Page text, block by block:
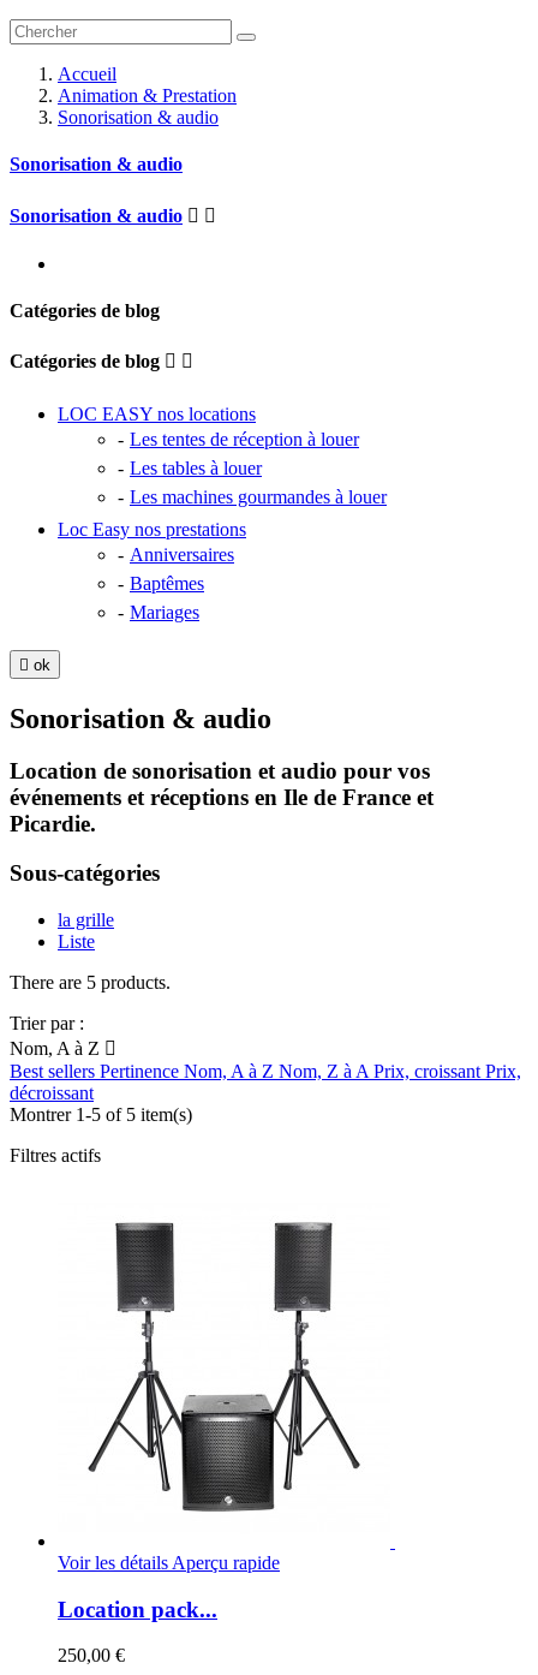
Accueil
Animation & Prestation
Sonorisation & audio
Sonorisation & audio
Sonorisation & audio  
Catégories de blog
Catégories de blog  
LOC EASY nos locations
Les tentes de réception à louer
Les tables à louer
Les machines gourmandes à louer
Loc Easy nos prestations
Anniversaires
Baptêmes
Mariages
 ok
Sonorisation & audio
Location de sonorisation et audio pour vos
événements et réceptions en Ile de France et
Picardie.
Sous-catégories
la grille
Liste
There are 5 products.
Trier par :
Nom, A à Z 
Best sellers Pertinence Nom, A à Z Nom, Z à A Prix, croissant Prix,
décroissant
Montrer 1-5 of 5 item(s)
Filtres actifs
Voir les détails Aperçu rapide
Location pack...
250,00 €